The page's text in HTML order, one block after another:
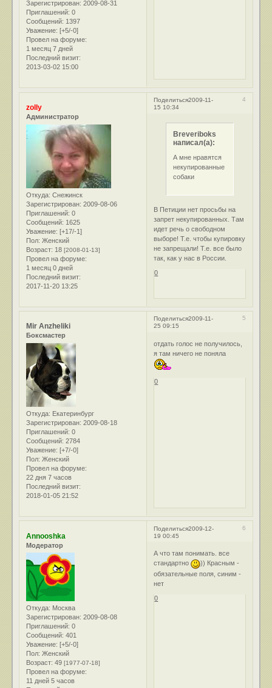
Зарегистрирован: 2009-08-31
Приглашений: 0
Сообщений: 1397
Уважение: [+5/-0]
Провел на форуме:
1 месяц 7 дней
Последний визит:
2013-03-02 15:00
Поделиться 4
2009-11-
15 10:34
zolly
Администратор
Откуда: Снежинск
Зарегистрирован: 2009-08-06
Приглашений: 0
Сообщений: 1625
Уважение: [+17/-1]
Пол: Женский
Возраст: 18[2008-01-13]
Провел на форуме:
1 месяц 0 дней
Последний визит:
2017-11-20 13:25
Breveriboks
написал(а):
А мне нравятся
некупированные
собаки
В Петиции нет просьбы на
запрет некупированных. Там
идет речь о свободном
выборе! Т.е. чтобы купировку
не запрещали! Т.е. все было
так, как у нас в России.
0
Поделиться 5
2009-11-
25 09:15
Mir Anzheliki
Боксмастер
Откуда: Екатеринбург
Зарегистрирован: 2009-08-18
Приглашений: 0
Сообщений: 2784
Уважение: [+7/-0]
Пол: Женский
Провел на форуме:
22 дня 7 часов
Последний визит:
2018-01-05 21:52
отдать голос не получилось,
я там ничего не поняла
0
Поделиться 6
2009-12-
19 00:45
Annooshka
Модератор
Откуда: Москва
Зарегистрирован: 2009-08-08
Приглашений: 0
Сообщений: 401
Уважение: [+5/-0]
Пол: Женский
Возраст: 49[1977-07-18]
Провел на форуме:
11 дней 5 часов
А что там понимать. все
стандартно
)) Красным -
обязательные поля, синим -
нет
0